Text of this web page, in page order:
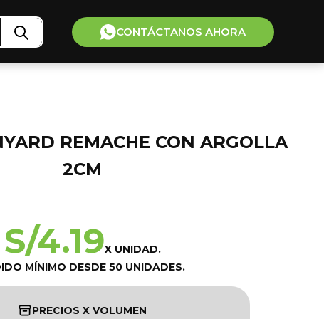
CONTÁCTANOS AHORA
REMACHE CON ARGOLLA
2CM
S/4.19X UNIDAD.
MÍNIMO DESDE 50 UNIDADES.
PRECIOS X VOLUMEN